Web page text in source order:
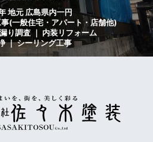
地元 広島県内一円
(一般住宅・アパート・店舗他)
り調査 ｜ 内装リフォーム
｜ シーリング工事